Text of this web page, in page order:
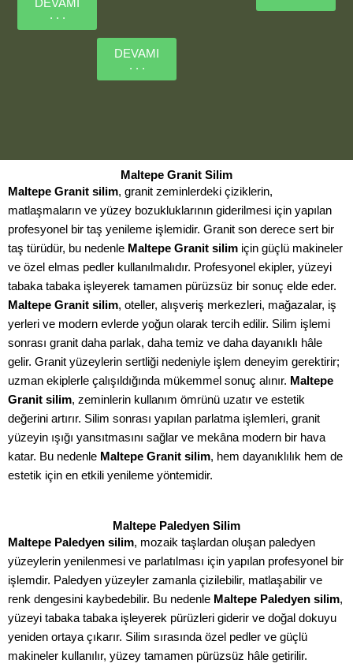
. . .
DEVAMI
. . .
Maltepe Granit Silim
Maltepe Granit silim, granit zeminlerdeki çiziklerin,
matlaşmaların ve yüzey bozukluklarının giderilmesi için yapılan
profesyonel bir taş yenileme işlemidir. Granit son derece sert bir
taş türüdür, bu nedenle Maltepe Granit silim için güçlü makineler
ve özel elmas pedler kullanılmalıdır. Profesyonel ekipler, yüzeyi
tabaka tabaka işleyerek tamamen pürüzsüz bir sonuç elde eder.
Maltepe Granit silim, oteller, alışveriş merkezleri, mağazalar, iş
yerleri ve modern evlerde yoğun olarak tercih edilir. Silim işlemi
sonrası granit daha parlak, daha temiz ve daha dayanıklı hâle
gelir. Granit yüzeylerin sertliği nedeniyle işlem deneyim gerektirir;
uzman ekiplerle çalışıldığında mükemmel sonuç alınır. Maltepe
Granit silim, zeminlerin kullanım ömrünü uzatır ve estetik
değerini artırır. Silim sonrası yapılan parlatma işlemleri, granit
yüzeyin ışığı yansıtmasını sağlar ve mekâna modern bir hava
katar. Bu nedenle Maltepe Granit silim, hem dayanıklılık hem de
estetik için en etkili yenileme yöntemidir.
Maltepe Paledyen Silim
Maltepe Paledyen silim, mozaik taşlardan oluşan paledyen
yüzeylerin yenilenmesi ve parlatılması için yapılan profesyonel bir
işlemdir. Paledyen yüzeyler zamanla çizilebilir, matlaşabilir ve
renk dengesini kaybedebilir. Bu nedenle Maltepe Paledyen silim,
yüzeyi tabaka tabaka işleyerek pürüzleri giderir ve doğal dokuyu
yeniden ortaya çıkarır. Silim sırasında özel pedler ve güçlü
makineler kullanılır, yüzey tamamen pürüzsüz hâle getirilir.